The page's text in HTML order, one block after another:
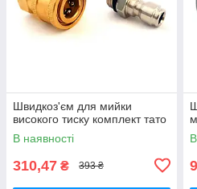
Швидкоз'єм для мийки
високого тиску комплект тато
В наявності
310,47 ₴ 393 ₴